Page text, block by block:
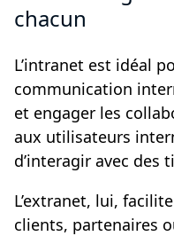
chacun
L’intranet est idéal
communication
et engager les
aux utilisateurs
d’interagir avec des
L’extranet, lui,
clients, partenaires